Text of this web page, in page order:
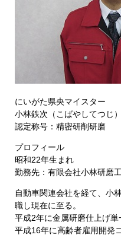
にいがた県央マイスター
小林鉄次（こばやしてつじ）
認定称号：精密研削研磨
プロフィール
昭和22年生まれ
勤務先：有限会社小林研磨
自動車関連会社を経て、小
職し現在に至る。
平成2年に金属研磨仕上げ単
平成16年に高齢者雇用開発